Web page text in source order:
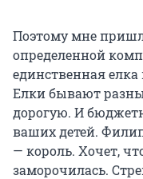
Поэтому мне
определенной
единственная елка
Елки бывают
дорогую. И
ваших детей.
— король. Хочет,
заморочилась.